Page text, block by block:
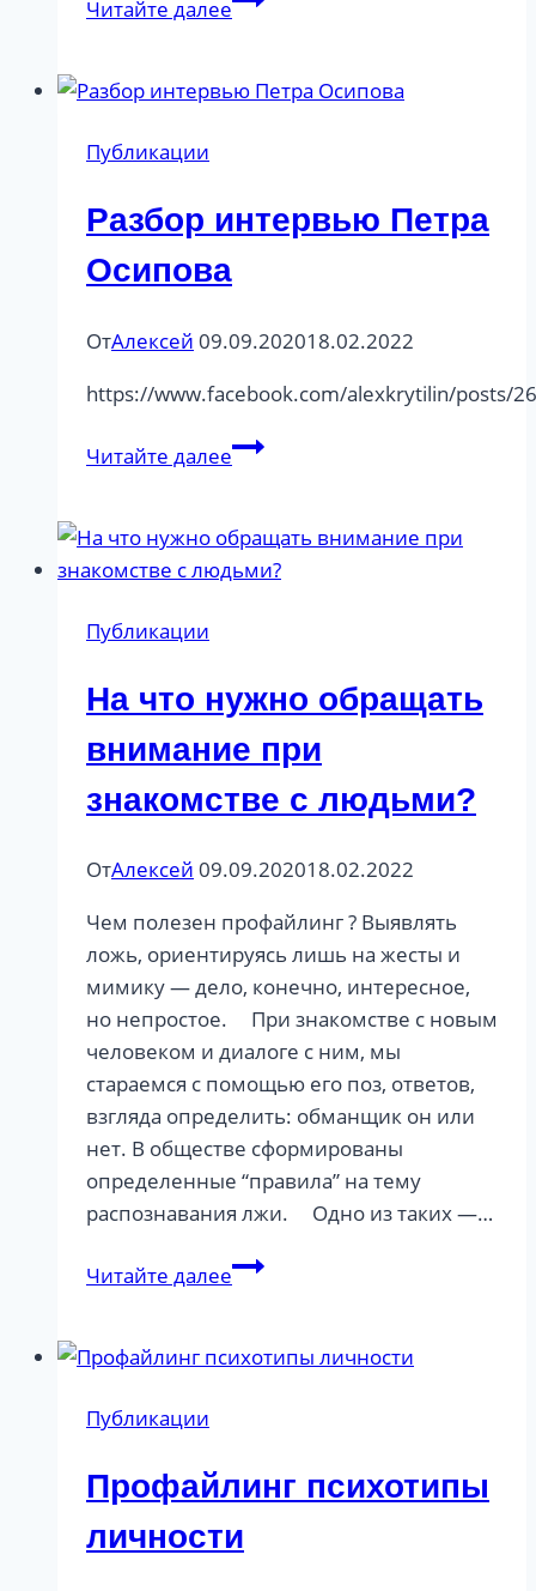
Читайте далее
лжи
Публикации
Разбор интервью Петра
Осипова
ОтАлексей 09.09.202018.02.2022
https://www.facebook.com/alexkrytilin/posts/
Читайте далееРазбор
Осипова
Публикации
На что нужно обращать
внимание при
знакомстве с людьми?
ОтАлексей 09.09.202018.02.2022
Чем полезен профайлинг ? Выявлять
ложь, ориентируясь лишь на жесты и
мимику — дело, конечно, интересное,
но непростое. ⠀ При знакомстве с новым
человеком и диалоге с ним, мы
стараемся с помощью его поз, ответов,
взгляда определить: обманщик он или
нет. В обществе сформированы
определенные “правила” на тему
распознавания лжи. ⠀ Одно из таких —…
Читайте далееНа
обращать
с
людьми?
Публикации
Профайлинг психотипы
личности